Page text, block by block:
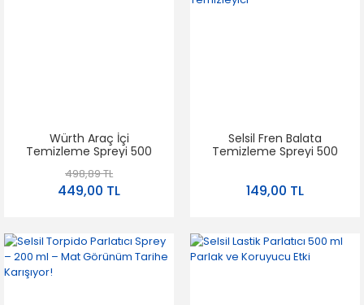
Würth Araç İçi
Temizleme Spreyi 500
498,89 TL
449,00 TL
Selsil Fren Balata
Temizleme Spreyi 500
Sistemi Temizleyici
149,00 TL